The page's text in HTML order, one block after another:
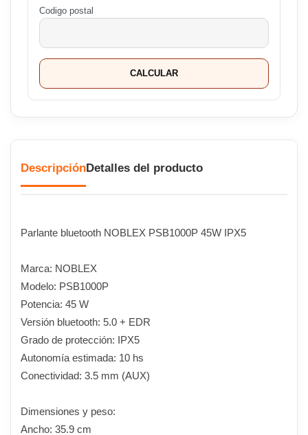
Codigo postal
CALCULAR
DescripciónDetalles del producto
Parlante bluetooth NOBLEX PSB1000P 45W IPX5
Marca: NOBLEX
Modelo: PSB1000P
Potencia: 45 W
Versión bluetooth: 5.0 + EDR
Grado de protección: IPX5
Autonomía estimada: 10 hs
Conectividad: 3.5 mm (AUX)
Dimensiones y peso:
Ancho: 35.9 cm